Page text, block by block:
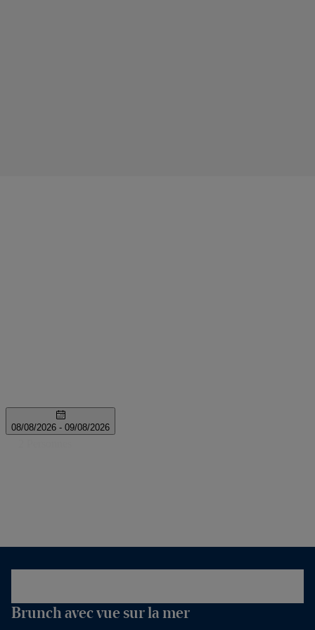
Brunch avec vue sur la mer